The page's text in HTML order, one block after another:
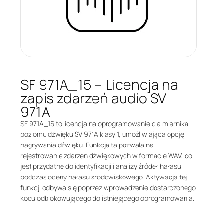
SF 971A_15 – Licencja na
zapis zdarzeń audio SV
971A
SF 971A_15 to licencja na oprogramowanie dla miernika
poziomu dźwięku SV 971A klasy 1, umożliwiająca opcję
nagrywania dźwięku. Funkcja ta pozwala na
rejestrowanie zdarzeń dźwiękowych w formacie WAV, co
jest przydatne do identyfikacji i analizy źródeł hałasu
podczas oceny hałasu środowiskowego. Aktywacja tej
funkcji odbywa się poprzez wprowadzenie dostarczonego
kodu odblokowującego do istniejącego oprogramowania.